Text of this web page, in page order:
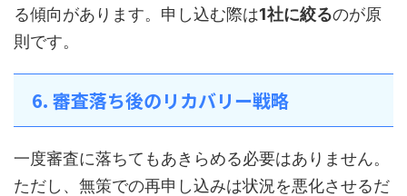
る傾向があります。申し込む際は1社に絞るのが原
則です。
6. 審査落ち後のリカバリー戦略
一度審査に落ちてもあきらめる必要はありません。
ただし、無策での再申し込みは状況を悪化させるだ